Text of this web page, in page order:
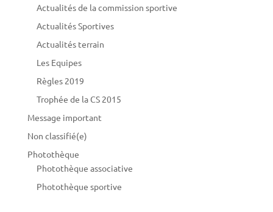
Actualités de la commission sportive
Actualités Sportives
Actualités terrain
Les Equipes
Règles 2019
Trophée de la CS 2015
Message important
Non classifié(e)
Photothèque
Photothèque associative
Photothèque sportive